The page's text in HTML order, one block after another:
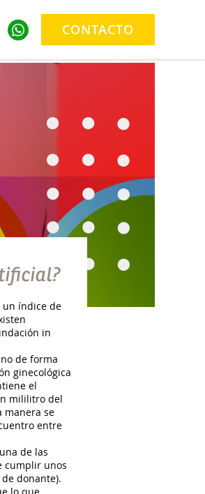
CONTACTO
un índice de
in
de forma
ginecológica
el
mililitro del
manera se
entre
de las
cumplir unos
donante).